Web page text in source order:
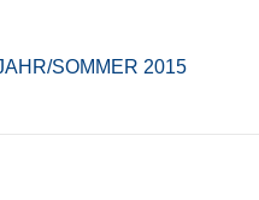
SOMMER 2015